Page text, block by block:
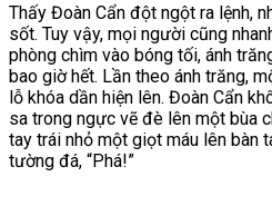
Thấy Đoàn Cẩn đột ngột ra lệnh,
sốt. Tuy vậy, mọi người cũng
phòng chìm vào bóng tối, ánh
bao giờ hết. Lần theo ánh trăng,
lỗ khóa dần hiện lên. Đoàn Cẩn
sa trong ngực vẽ đè lên một bùa
tay trái nhỏ một giọt máu lên bàn
tường đá, “Phá!”